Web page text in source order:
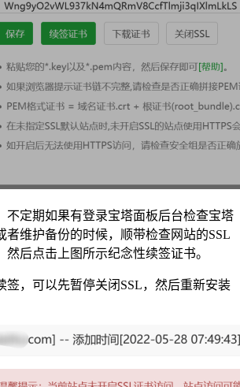
不定期如果有登录宝塔面板后台检查宝塔
者维护备份的时候，顺带检查网站的SSL
然后点击上图所示纪念性续签证书。
签，可以先暂停关闭SSL，然后重新安装